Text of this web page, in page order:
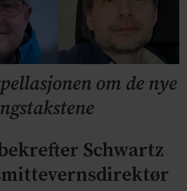
om de nye
Schwartz